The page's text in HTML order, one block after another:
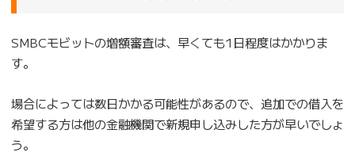
SMBCモビットの増額審査は、早くても1日程度はかかりま
す。
場合によっては数日かかる可能性があるので、追加での借入を
希望する方は他の金融機関で新規申し込みした方が早いでしょ
う。